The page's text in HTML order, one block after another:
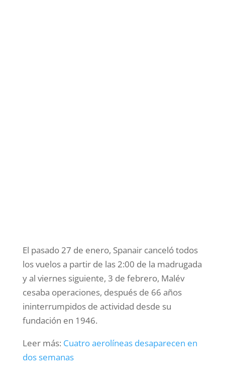
El pasado 27 de enero, Spanair canceló todos
los vuelos a partir de las 2:00 de la madrugada
y al viernes siguiente, 3 de febrero, Malév
cesaba operaciones, después de 66 años
ininterrumpidos de actividad desde su
fundación en 1946.
Leer más: Cuatro aerolíneas desaparecen en
dos semanas